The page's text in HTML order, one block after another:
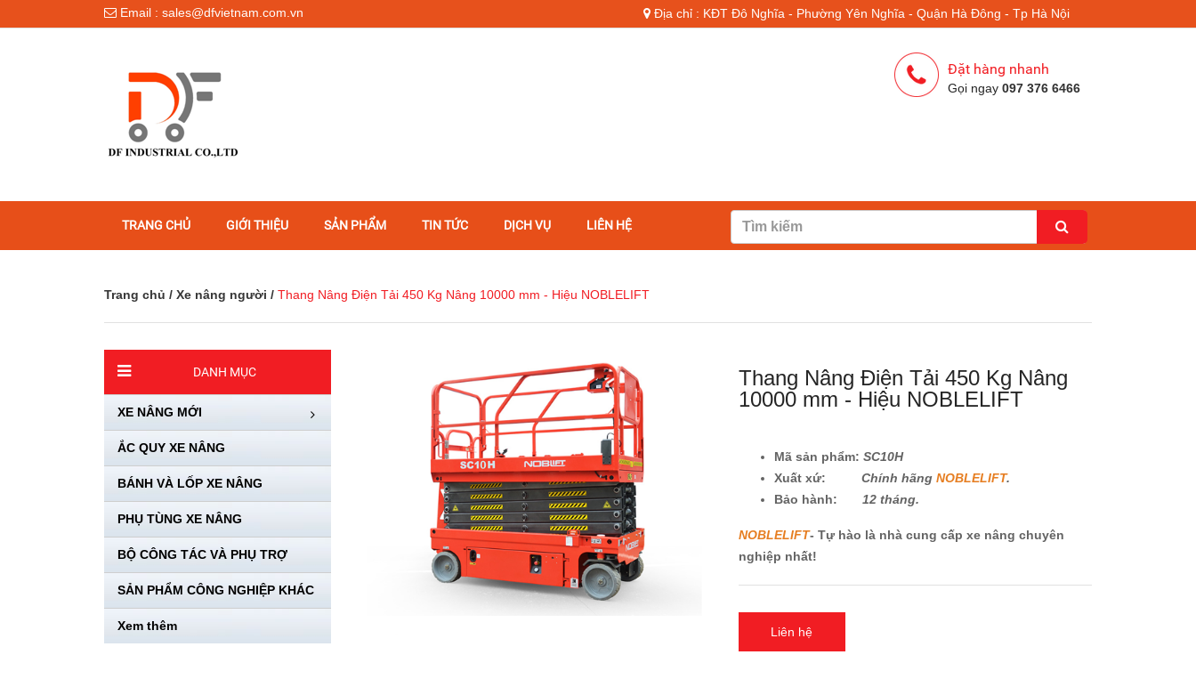
Email : sales@dfvietnam.com.vn Địa chỉ : KĐT Đô Nghĩa - Phường Yên Nghĩa - Quận Hà Đông - Tp Hà Nội
Đặt hàng nhanh
Gọi ngay 097 376 6466
TRANG CHỦ GIỚI THIỆU SẢN PHẨM TIN TỨC DỊCH VỤ LIÊN HỆ
Trang chủ / Xe nâng người / Thang Nâng Điện Tải 450 Kg Nâng 10000 mm - Hiệu NOBLELIFT
DANH MỤC
XE NÂNG MỚI
ẮC QUY XE NÂNG
BÁNH VÀ LỐP XE NÂNG
PHỤ TÙNG XE NÂNG
BỘ CÔNG TÁC VÀ PHỤ TRỢ
SẢN PHẨM CÔNG NGHIỆP KHÁC
Xem thêm
Thang Nâng Điện Tải 450 Kg Nâng
10000 mm - Hiệu NOBLELIFT
Mã sản phẩm: SC10H
Xuất xứ: Chính hãng NOBLELIFT.
Bảo hành:
12 tháng.
NOBLELIFT- Tự hào là nhà cung cấp xe nâng chuyên
nghiệp nhất!
Liên hệ